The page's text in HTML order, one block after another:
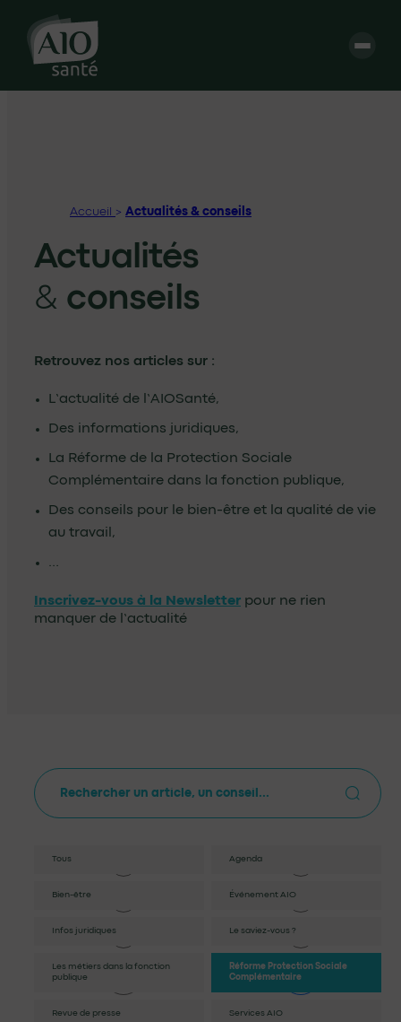
Accueil Actualités & conseils
Actualités
& conseils
Retrouvez nos articles sur :
L’actualité de l’AIOSanté,
Des informations juridiques,
La Réforme de la Protection Sociale
Complémentaire dans la fonction publique,
Des conseils pour le bien-être et la qualité de vie
au travail,
…
Inscrivez-vous à la Newsletter pour ne rien
manquer de l’actualité
Tous Agenda
Bien-être Événement AIO
Infos juridiques Le saviez-vous ?
Les métiers dans la fonction
publique
Réforme Protection Sociale
Complémentaire
Revue de presse Services AIO